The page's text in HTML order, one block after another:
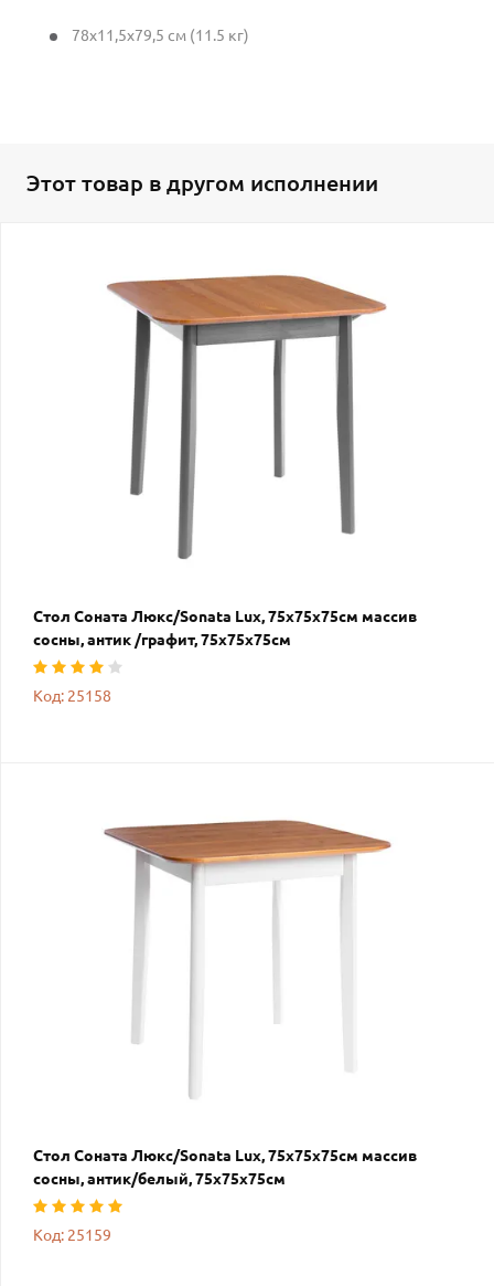
78x11,5x79,5 см (11.5 кг)
Этот товар в другом исполнении
Стол Соната Люкс/Sonata Lux, 75х75х75см массив
сосны, антик /графит, 75х75х75см
Код: 25158
Стол Соната Люкс/Sonata Lux, 75х75х75см массив
сосны, антик/белый, 75х75х75см
Код: 25159